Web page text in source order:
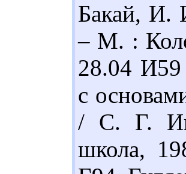
Бакай, И.
– М. :
28.04 И59
с
/ С. Г.
школа,